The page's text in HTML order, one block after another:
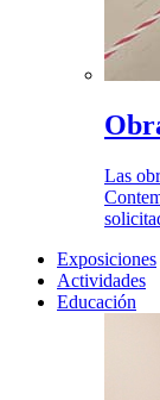
Las
Exposiciones
Actividades
Educación